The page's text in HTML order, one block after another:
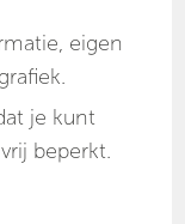
eigen
je kunt
beperkt.